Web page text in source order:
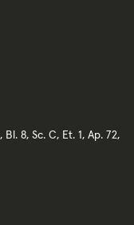
8, Sc. C, Et. 1, Ap. 72,